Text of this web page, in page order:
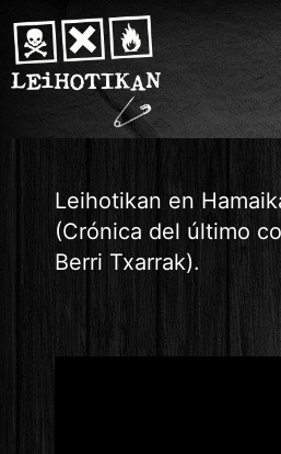
Leihotikan en
(Crónica del último
Berri Txarrak).